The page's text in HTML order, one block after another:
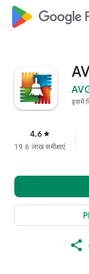
इसमें
4.6 star
19.6 लाख समीक्षाएं